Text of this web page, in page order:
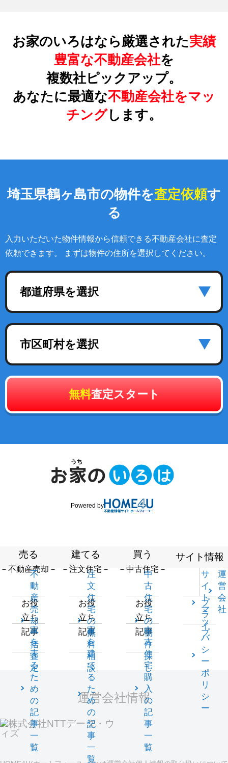
お家のいろはなら厳選された実績
豊富な不動産会社を
複数社ピックアップ。
あなたに最適な不動産会社をマッ
チングします。
埼玉県鶴ヶ島市の物件を査定依頼す
る
入力いただいた物件情報から信頼できる不動産会社に査定
依頼できます。 まずは物件の住所を選択してください。
都道府県を選択
市区町村を選択
無料査定スタート
Powered by
売る
－不動産売却－
不
動
産
売
却
一
括
査
定
お役
立ち
記事
家
を
売
る
た
め
の
記
事
一
覧
建てる
－注文住宅－
注
文
住
宅
の
無
料
相
談
お役
立ち
記事
家
を
建
て
る
た
め
の
記
事
一
覧
買う
－中古住宅－
中
古
住
宅
の
物
件
探
し
お役
立ち
記事
中
古
住
宅
購
入
の
記
事
一
覧
サイト情報
サ
イ
ト
マ
ッ
プ
運
営
会
社
プ
ラ
イ
バ
シ
ー
ポ
リ
シ
ー
運営会社情報